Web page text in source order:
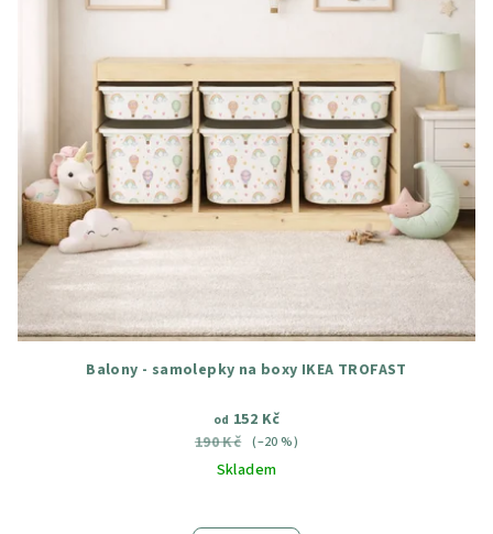
Balony - samolepky na boxy IKEA TROFAST
od 152 Kč
190 Kč (–20 %)
Skladem
hodnocení